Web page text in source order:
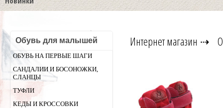
Обувь для малышей
ОБУВЬ НА ПЕРВЫЕ ШАГИ
САНДАЛИИ И БОСОНОЖКИ,
СЛАНЦЫ
ТУФЛИ
КЕДЫ И КРОССОВКИ
Интернет магазин ⇢